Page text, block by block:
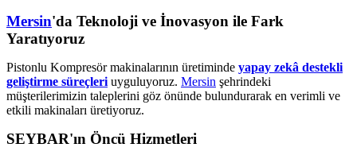
Mersin'da Teknoloji ve İnovasyon ile Fark
Yaratıyoruz
Pistonlu Kompresör makinalarının üretiminde yapay zekâ destekli
geliştirme süreçleri uyguluyoruz. Mersin şehrindeki
müşterilerimizin taleplerini göz önünde bulundurarak en verimli ve
etkili makinaları üretiyoruz.
SEYBAR'ın Öncü Hizmetleri